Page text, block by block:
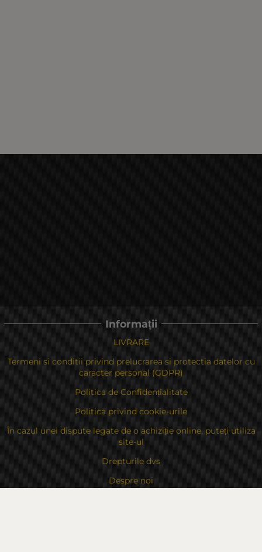
Informații
LIVRARE
Termeni si conditii privind prelucrarea si protectia datelor cu
caracter personal (GDPR)
Politica de Confidențialitate
Politica privind cookie-urile
În cazul unei dispute legate de o achiziție online, puteți utiliza
site-ul
Drepturile dvs
Despre noi